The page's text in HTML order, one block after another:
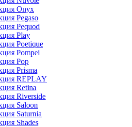
Onyx
Pegaso
Pequod
Play
Poetique
Pompei
Pop
Prisma
REPLAY
Retina
Riverside
Saloon
Saturnia
Shades